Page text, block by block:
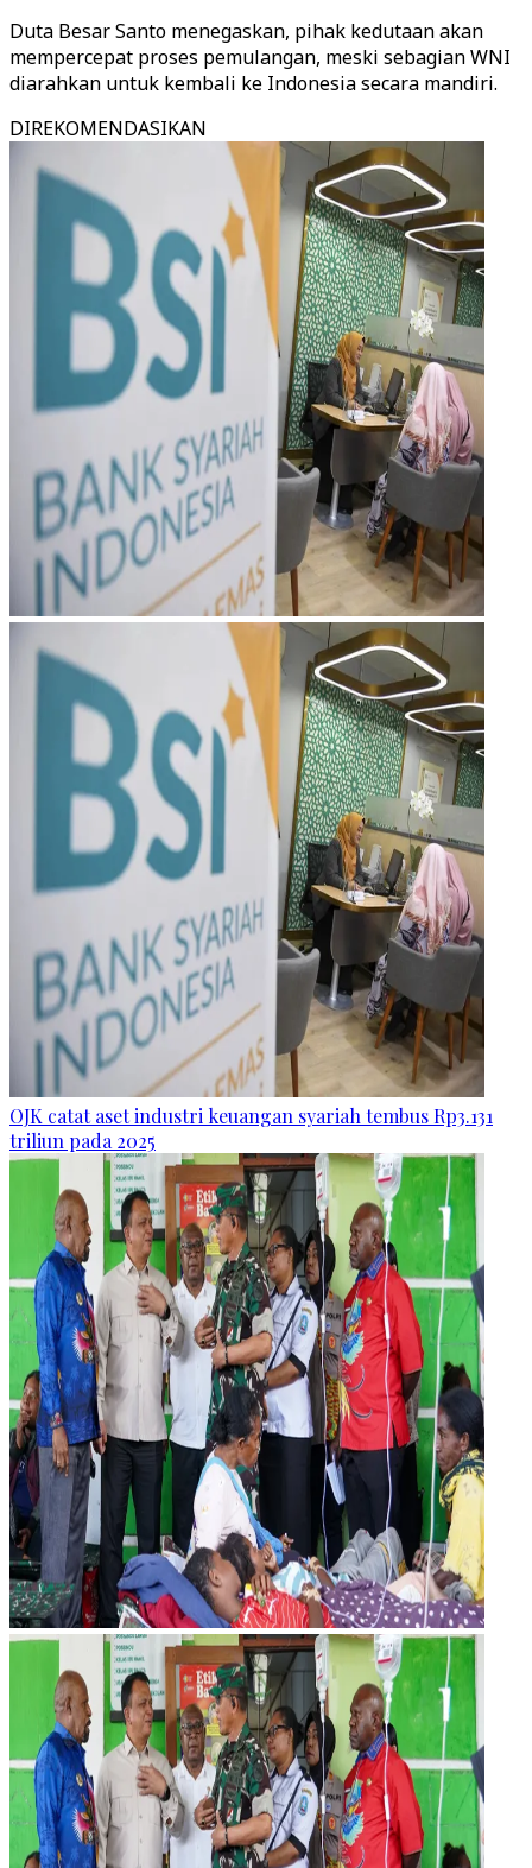
Duta Besar Santo menegaskan, pihak kedutaan akan
mempercepat proses pemulangan, meski sebagian WNI
diarahkan untuk kembali ke Indonesia secara mandiri.
DIREKOMENDASIKAN
OJK catat aset industri keuangan syariah tembus Rp3.131
triliun pada 2025